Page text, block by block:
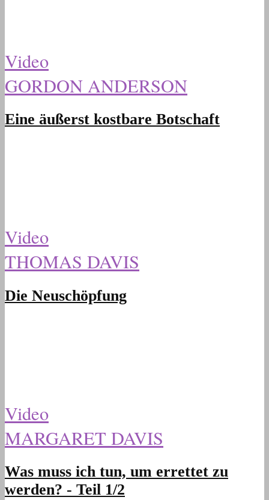
Video
GORDON ANDERSON
Eine äußerst kostbare Botschaft
Video
THOMAS DAVIS
Die Neuschöpfung
Video
MARGARET DAVIS
Was muss ich tun, um errettet zu
werden? - Teil 1/2